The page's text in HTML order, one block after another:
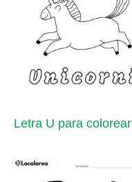
Letra U para colorear